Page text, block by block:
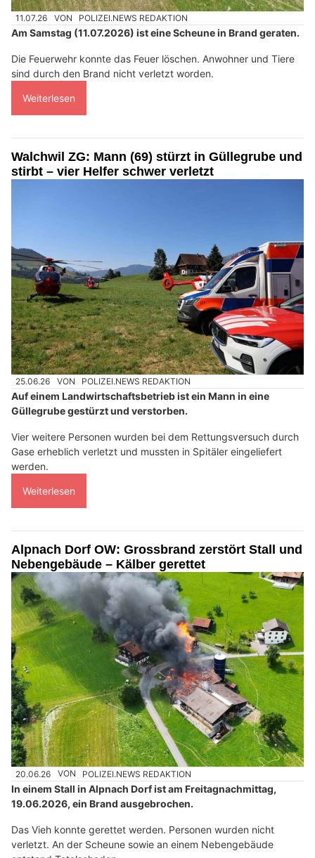
11.07.26 VON POLIZEI.NEWS REDAKTION
Am Samstag (11.07.2026) ist eine Scheune in Brand geraten.
Die Feuerwehr konnte das Feuer löschen. Anwohner und Tiere
sind durch den Brand nicht verletzt worden.
Weiterlesen
Walchwil ZG: Mann (69) stürzt in Güllegrube und
stirbt – vier Helfer schwer verletzt
25.06.26 VON POLIZEI.NEWS REDAKTION
Auf einem Landwirtschaftsbetrieb ist ein Mann in eine
Güllegrube gestürzt und verstorben.
Vier weitere Personen wurden bei dem Rettungsversuch durch
Gase erheblich verletzt und mussten in Spitäler eingeliefert
werden.
Weiterlesen
Alpnach Dorf OW: Grossbrand zerstört Stall und
Nebengebäude – Kälber gerettet
20.06.26 VON POLIZEI.NEWS REDAKTION
In einem Stall in Alpnach Dorf ist am Freitagnachmittag,
19.06.2026, ein Brand ausgebrochen.
Das Vieh konnte gerettet werden. Personen wurden nicht
verletzt. An der Scheune sowie an einem Nebengebäude